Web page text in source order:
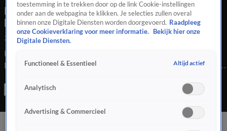
Krakers 'We Are Here' bezig met vertrek uit
kraakpanden Amsterdam-Oost
24 juli 2020, 15:07
De ongedocumenteerde vluchtelingen van actiegroep We Are
Here zijn druk bezig om hun spullen uit de gekraakte panden te
toestemming in te trekken door op de link Cookie-instellingen
onder aan de webpagina te klikken. Je selecties zullen overal
binnen onze Digitale Diensten worden doorgevoerd. Raadpleeg
onze Cookieverklaring voor meer informatie.
Bekijk hier onze
Digitale Diensten.
Functioneel & Essentieel Altijd actief
Analytisch
Advertising & Commercieel